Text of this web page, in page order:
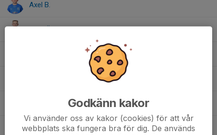
Axel B.
Elliot Ö.
Rion Q.
Godkänn kakor
Vi använder oss av kakor (cookies) för att vår
webbplats ska fungera bra för dig. De används